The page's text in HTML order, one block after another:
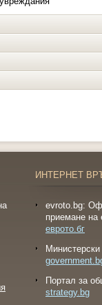
ИНТЕРНЕТ
evroto.bg:
приемане на
еврото.бг
Портал за
strategy.bg